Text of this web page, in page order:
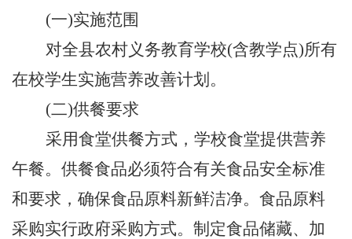
(一)实施范围
对全县农村义务教育学校(含教学点)所有
在校学生实施营养改善计划。
(二)供餐要求
采用食堂供餐方式，学校食堂提供营养
午餐。供餐食品必须符合有关食品安全标准
和要求，确保食品原料新鲜洁净。食品原料
采购实行政府采购方式。制定食品储藏、加